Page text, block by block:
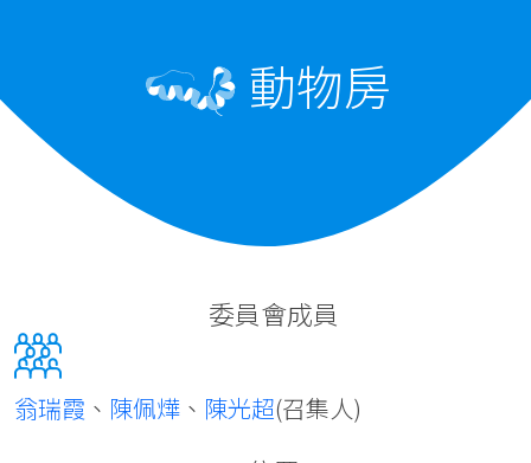
動物房
委員會成員
翁瑞霞 、 陳佩燁 、 陳光超(召集人)